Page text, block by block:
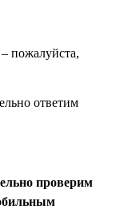
пожалуйста,
ответим
проверим